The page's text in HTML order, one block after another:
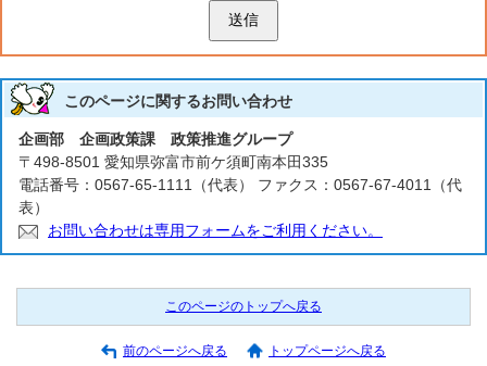
送信
このページに関するお問い合わせ
企画部 企画政策課 政策推進グループ
〒498-8501 愛知県弥富市前ケ須町南本田335
電話番号：0567-65-1111（代表） ファクス：0567-67-4011（代
表）
お問い合わせは専用フォームをご利用ください。
このページのトップへ戻る
前のページへ戻る トップページへ戻る